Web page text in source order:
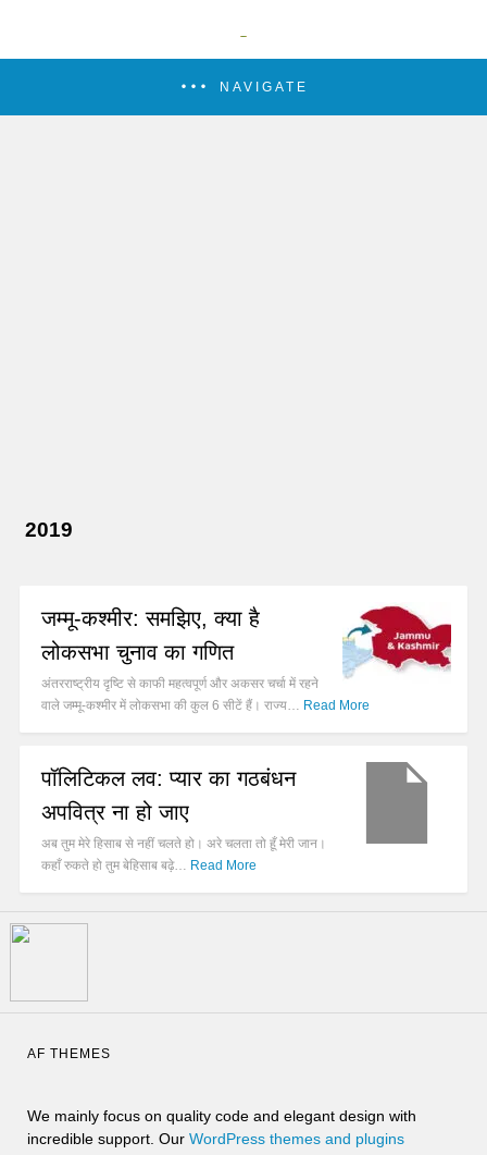
NAVIGATE
2019
जम्मू-कश्मीर: समझिए, क्या है
लोकसभा चुनाव का गणित
अंतरराष्ट्रीय दृष्टि से काफी महत्वपूर्ण और अकसर चर्चा में रहने
वाले जम्मू-कश्मीर में लोकसभा की कुल 6 सीटें हैं। राज्य… Read More
पॉलिटिकल लव: प्यार का गठबंधन
अपवित्र ना हो जाए
अब तुम मेरे हिसाब से नहीं चलते हो। अरे चलता तो हूँ मेरी जान।
कहाँ रुकते हो तुम बेहिसाब बढ़े… Read More
AF THEMES
We mainly focus on quality code and elegant design with
incredible support. Our WordPress themes and plugins